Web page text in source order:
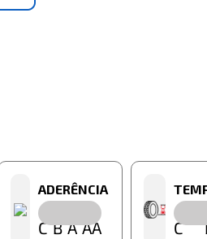
ADERÊNCIA
C B A AA C